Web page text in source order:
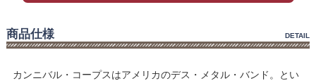
商品仕様 DETAIL
カンニバル・コープスはアメリカのデス・メタル・バンド。とい